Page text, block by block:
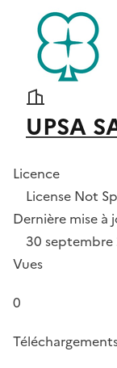
UPSA
Licence
License Not
Dernière mise à
30 septembre
Vues
0